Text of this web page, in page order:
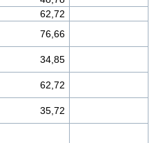
62,72
76,66
34,85
62,72
35,72